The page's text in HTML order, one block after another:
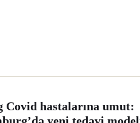
Covid hastalarına umut: